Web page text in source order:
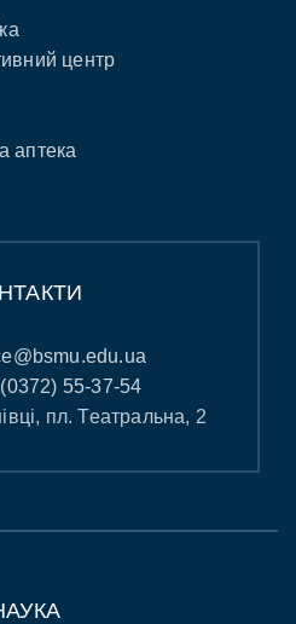
центр
аптека
(0372) 55-37-54
пл. Театральна, 2